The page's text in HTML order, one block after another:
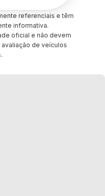
referenciais e têm
informativa.
oficial e não devem
de veículos